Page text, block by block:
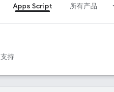
Apps Script 所有产品
支持